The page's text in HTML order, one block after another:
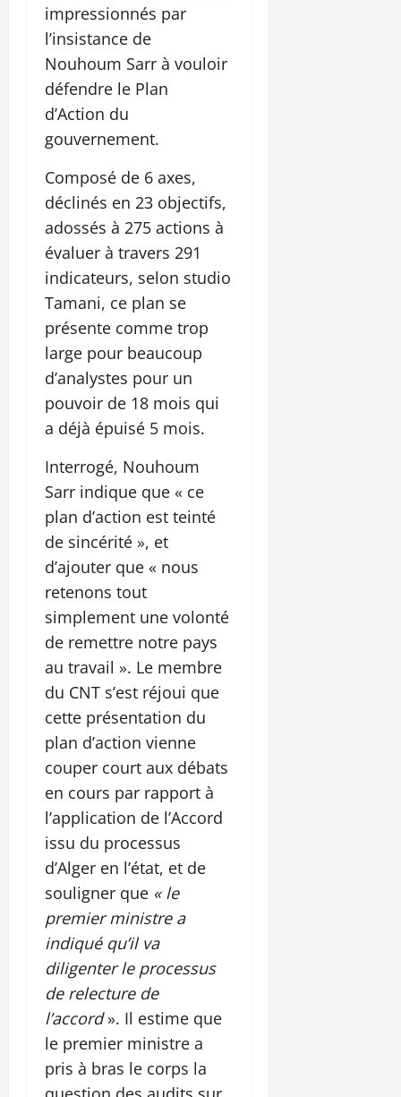
impressionnés par
l’insistance de
Nouhoum Sarr à vouloir
défendre le Plan
d’Action du
gouvernement.
Composé de 6 axes,
déclinés en 23 objectifs,
adossés à 275 actions à
évaluer à travers 291
indicateurs, selon studio
Tamani, ce plan se
présente comme trop
large pour beaucoup
d’analystes pour un
pouvoir de 18 mois qui
a déjà épuisé 5 mois.
Interrogé, Nouhoum
Sarr indique que « ce
plan d’action est teinté
de sincérité », et
d’ajouter que « nous
retenons tout
simplement une volonté
de remettre notre pays
au travail ». Le membre
du CNT s’est réjoui que
cette présentation du
plan d’action vienne
couper court aux débats
en cours par rapport à
l’application de l’Accord
issu du processus
d’Alger en l’état, et de
souligner que « le
premier ministre a
indiqué qu’il va
diligenter le processus
de relecture de
l’accord». Il estime que
le premier ministre a
pris à bras le corps la